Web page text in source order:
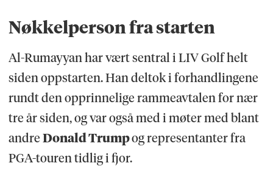
Nøkkelperson fra starten
Al-Rumayyan har vært sentral i LIV Golf helt
siden oppstarten. Han deltok i forhandlingene
rundt den opprinnelige rammeavtalen for nær
tre år siden, og var også med i møter med blant
andre Donald Trumpog representanter fra
PGA-touren tidlig i fjor.